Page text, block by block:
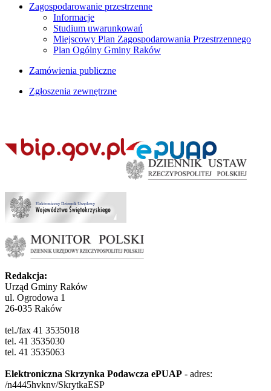
Zagospodarowanie przestrzenne
Informacje
Studium uwarunkowań
Miejscowy Plan Zagospodarowania Przestrzennego
Plan Ogólny Gminy Raków
Zamówienia publiczne
Zgłoszenia zewnętrzne
Redakcja:
Urząd Gminy Raków
ul. Ogrodowa 1
26-035 Raków
tel./fax 41 3535018
tel. 41 3535030
tel. 41 3535063
Elektroniczna Skrzynka Podawcza ePUAP - adres:
/n4445hvknv/SkrytkaESP